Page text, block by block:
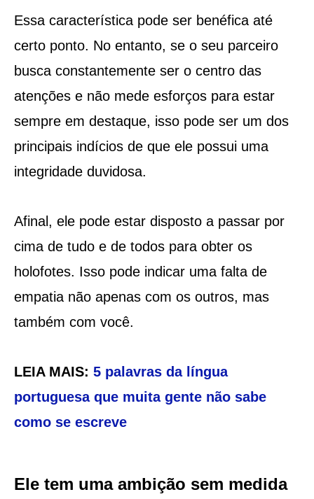
Essa característica pode ser benéfica até
certo ponto. No entanto, se o seu parceiro
busca constantemente ser o centro das
atenções e não mede esforços para estar
sempre em destaque, isso pode ser um dos
principais indícios de que ele possui uma
integridade duvidosa.
Afinal, ele pode estar disposto a passar por
cima de tudo e de todos para obter os
holofotes. Isso pode indicar uma falta de
empatia não apenas com os outros, mas
também com você.
LEIA MAIS: 5 palavras da língua
portuguesa que muita gente não sabe
como se escreve
Ele tem uma ambição sem medida